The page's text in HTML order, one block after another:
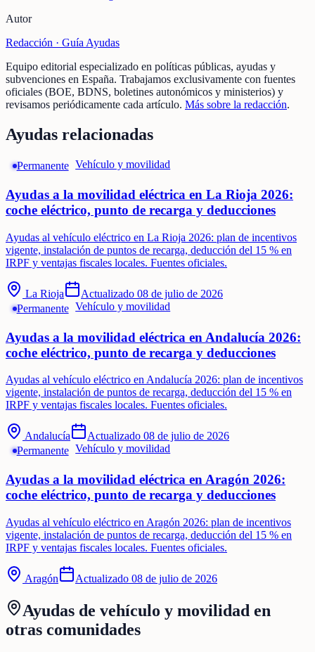
Autor
Redacción · Guía Ayudas
Equipo editorial especializado en políticas públicas, ayudas y
subvenciones en España. Trabajamos exclusivamente con fuentes
oficiales (BOE, BDNS, boletines autonómicos y ministerios) y
revisamos periódicamente cada artículo. Más sobre la redacción.
Ayudas relacionadas
Permanente Vehículo y movilidad
Ayudas a la movilidad eléctrica en La Rioja 2026:
coche eléctrico, punto de recarga y deducciones
Ayudas al vehículo eléctrico en La Rioja 2026: plan de incentivos
vigente, instalación de puntos de recarga, deducción del 15 % en
IRPF y ventajas fiscales locales. Fuentes oficiales.
La Rioja Actualizado 08 de julio de 2026
Permanente Vehículo y movilidad
Ayudas a la movilidad eléctrica en Andalucía 2026:
coche eléctrico, punto de recarga y deducciones
Ayudas al vehículo eléctrico en Andalucía 2026: plan de incentivos
vigente, instalación de puntos de recarga, deducción del 15 % en
IRPF y ventajas fiscales locales. Fuentes oficiales.
Andalucía Actualizado 08 de julio de 2026
Permanente Vehículo y movilidad
Ayudas a la movilidad eléctrica en Aragón 2026:
coche eléctrico, punto de recarga y deducciones
Ayudas al vehículo eléctrico en Aragón 2026: plan de incentivos
vigente, instalación de puntos de recarga, deducción del 15 % en
IRPF y ventajas fiscales locales. Fuentes oficiales.
Aragón Actualizado 08 de julio de 2026
Ayudas de vehículo y movilidad en
otras comunidades